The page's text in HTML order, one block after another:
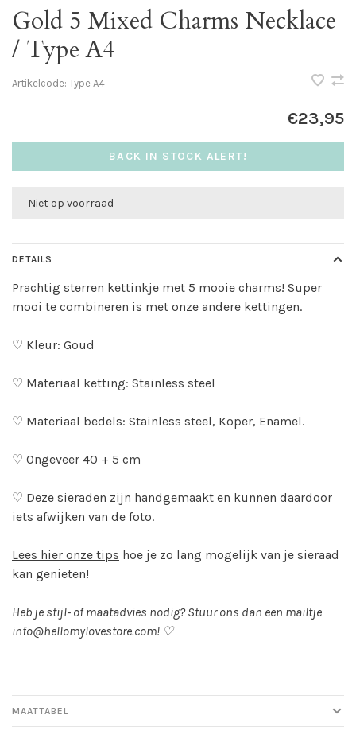
Gold 5 Mixed Charms Necklace
/ Type A4
Artikelcode: Type A4
€23,95
BACK IN STOCK ALERT!
Niet op voorraad
DETAILS
Prachtig sterren kettinkje met 5 mooie charms! Super
mooi te combineren is met onze andere kettingen.
♡ Kleur: Goud
♡ Materiaal ketting: Stainless steel
♡ Materiaal bedels: Stainless steel, Koper, Enamel.
♡ Ongeveer 40 + 5 cm
♡ Deze sieraden zijn handgemaakt en kunnen daardoor
iets afwijken van de foto.
Lees hier onze tips hoe je zo lang mogelijk van je sieraad
kan genieten!
Heb je stijl- of maatadvies nodig? Stuur ons dan een mailtje
info@hellomylovestore.com! ♡
MAATTABEL